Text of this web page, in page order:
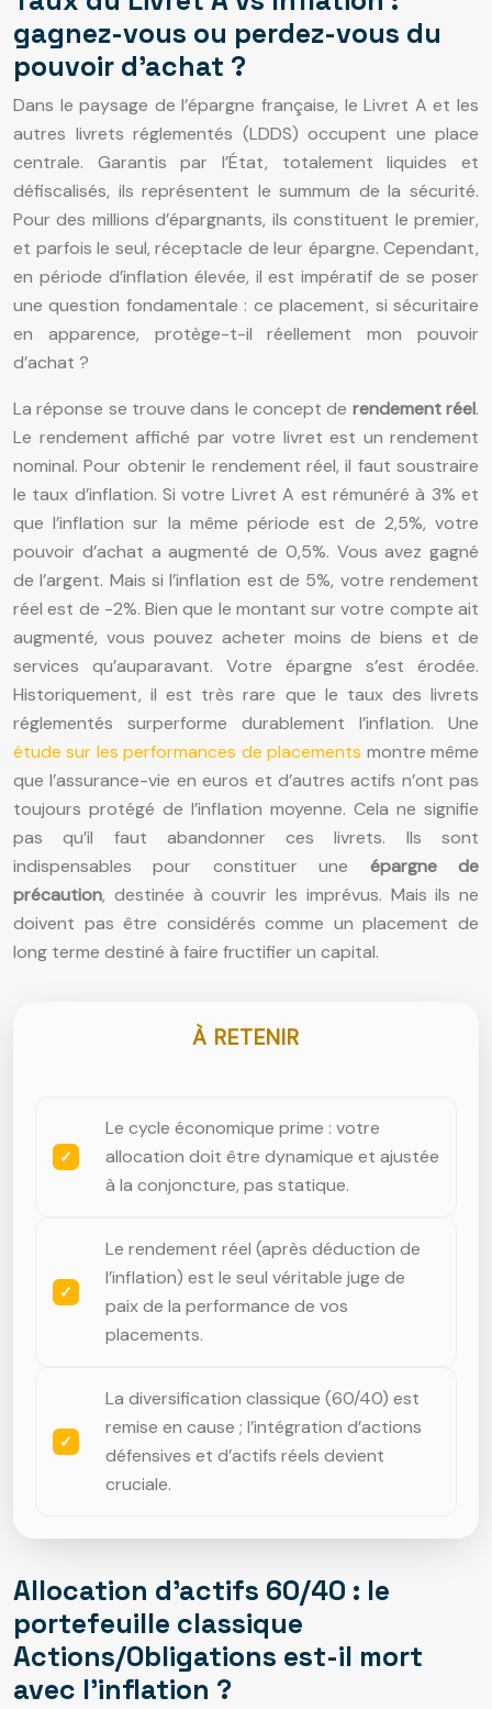
gagnez-vous ou perdez-vous du
pouvoir d’achat ?
Dans le paysage de l’épargne française, le Livret A et les
autres livrets réglementés (LDDS) occupent une place
centrale. Garantis par l’État, totalement liquides et
défiscalisés, ils représentent le summum de la sécurité.
Pour des millions d’épargnants, ils constituent le premier,
et parfois le seul, réceptacle de leur épargne. Cependant,
en période d’inflation élevée, il est impératif de se poser
une question fondamentale : ce placement, si sécuritaire
en apparence, protège-t-il réellement mon pouvoir
d’achat ?
La réponse se trouve dans le concept de rendement réel.
Le rendement affiché par votre livret est un rendement
nominal. Pour obtenir le rendement réel, il faut soustraire
le taux d’inflation. Si votre Livret A est rémunéré à 3% et
que l’inflation sur la même période est de 2,5%, votre
pouvoir d’achat a augmenté de 0,5%. Vous avez gagné
de l’argent. Mais si l’inflation est de 5%, votre rendement
réel est de -2%. Bien que le montant sur votre compte ait
augmenté, vous pouvez acheter moins de biens et de
services qu’auparavant. Votre épargne s’est érodée.
Historiquement, il est très rare que le taux des livrets
réglementés surperforme durablement l’inflation. Une
étude sur les performances de placements montre même
que l’assurance-vie en euros et d’autres actifs n’ont pas
toujours protégé de l’inflation moyenne. Cela ne signifie
pas qu’il faut abandonner ces livrets. Ils sont
indispensables pour constituer une épargne de
précaution, destinée à couvrir les imprévus. Mais ils ne
doivent pas être considérés comme un placement de
long terme destiné à faire fructifier un capital.
À RETENIR
Le cycle économique prime : votre
allocation doit être dynamique et ajustée
à la conjoncture, pas statique.
Le rendement réel (après déduction de
l’inflation) est le seul véritable juge de
paix de la performance de vos
placements.
La diversification classique (60/40) est
remise en cause ; l’intégration d’actions
défensives et d’actifs réels devient
cruciale.
Allocation d’actifs 60/40 : le
portefeuille classique
Actions/Obligations est-il mort
avec l’inflation ?